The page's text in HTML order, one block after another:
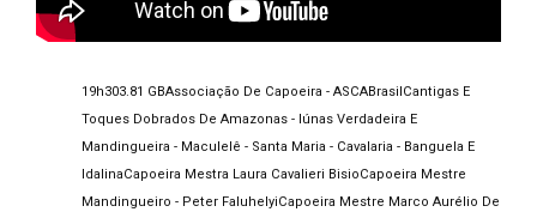
19h303.81 GBAssociação De Capoeira - ASCABrasil Cantigas E
Toques Dobrados De Amazonas - Iúnas Verdadeira E
Mandingueira - Maculelê - Santa Maria - Cavalaria - Banguela E
IdalinaCapoeira Mestra Laura Cavalieri BisioCapoeira Mestre
Mandingueiro - Peter FaluhelyiCapoeira Mestre Marco Aurélio De